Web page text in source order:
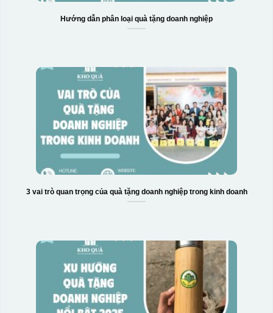
Hướng dẫn phân loại quà tặng doanh nghiệp
3 vai trò quan trọng của quà tặng doanh nghiệp trong kinh doanh